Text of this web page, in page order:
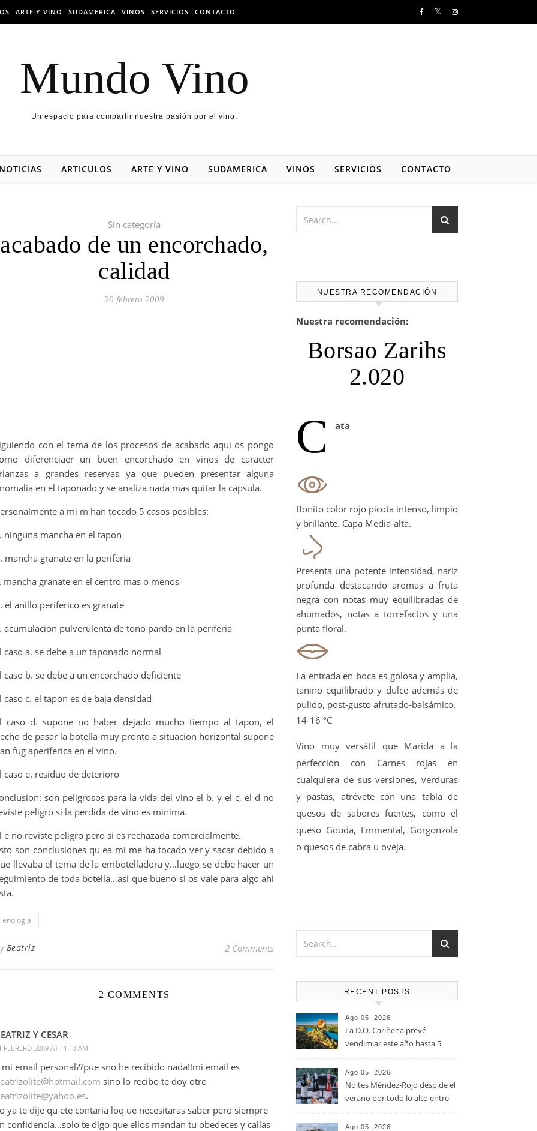
ARTE Y VINO SUDAMERICA VINOS SERVICIOS CONTACTO
Mundo Vino
Un espacio para compartir nuestra pasión por el vino.
NOTICIAS ARTICULOS ARTE Y VINO SUDAMERICA VINOS SERVICIOS CONTACTO
Sin categoría
acabado de un encorchado,
calidad
20 febrero 2009
con el tema de los procesos de acabado aqui os pongo
diferenciaer un buen encorchado en vinos de caracter
a grandes reservas ya que pueden presentar alguna
en el taponado y se analiza nada mas quitar la capsula.
a mi m han tocado 5 casos posibles:
ninguna mancha en el tapon
mancha granate en la periferia
mancha granate en el centro mas o menos
el anillo periferico es granate
acumulacion pulverulenta de tono pardo en la periferia
caso a. se debe a un taponado normal
caso b. se debe a un encorchado deficiente
caso c. el tapon es de baja densidad
caso d. supone no haber dejado mucho tiempo al tapon, el
de pasar la botella muy pronto a situacion horizontal supone
fug aperiferica en el vino.
caso e. residuo de deterioro
son peligrosos para la vida del vino el b. y el c, el d no
peligro si la perdida de vino es minima.
e no reviste peligro pero si es rechazada comercialmente.
son conclusiones qu ea mi me ha tocado ver y sacar debido a
llevaba el tema de la embotelladora y…luego se debe hacer un
de toda botella…asi que bueno si os vale para algo ahi
enologia
Beatriz 2 Comments
2 COMMENTS
Y CESAR
FEBRERO 2009 AT 11:13 AM
mi email personal??pue sno he recibido nada!!mi email es
sino lo recibo te doy otro
.
ya te dije qu ete contaria loq ue necesitaras saber pero siempre
confidencia…solo te digo que ellos mandan tu obedeces y callas
NUESTRA RECOMENDACIÓN
Nuestra recomendación:
Borsao Zarihs
2.020
C ata
Bonito color rojo picota intenso, limpio
y brillante. Capa Media-alta.
Presenta una potente intensidad, nariz
profunda destacando aromas a fruta
negra con notas muy equilibradas de
ahumados, notas a torrefactos y una
punta floral.
La entrada en boca es golosa y amplia,
tanino equilibrado y dulce además de
pulido, post-gusto afrutado-balsámico.
14-16 ºC
Vino muy versátil que Marida a la
perfección con Carnes rojas en
cualquiera de sus versiones, verduras
y pastas, atrévete con una tabla de
quesos de sabores fuertes, como el
queso Gouda, Emmental, Gorgonzola
o quesos de cabra u oveja.
RECENT POSTS
Ago 05, 2026
La D.O. Cariñena prevé
vendimiar este año hasta 5
que en 2025
Ago 05, 2026
Noites Méndez-Rojo despide el
verano por todo lo alto entre
Ago 05, 2026